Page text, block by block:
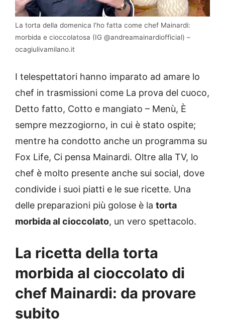
La torta della domenica l’ho fatta come chef Mainardi:
morbida e cioccolatosa (IG @andreamainardiofficial) –
ocagiulivamilano.it
I telespettatori hanno imparato ad amare lo
chef in trasmissioni come La prova del cuoco,
Detto fatto, Cotto e mangiato – Menù, È
sempre mezzogiorno, in cui è stato ospite;
mentre ha condotto anche un programma su
Fox Life, Ci pensa Mainardi. Oltre alla TV, lo
chef è molto presente anche sui social, dove
condivide i suoi piatti e le sue ricette. Una
delle preparazioni più golose è la torta
morbida al cioccolato, un vero spettacolo.
La ricetta della torta
morbida al cioccolato di
chef Mainardi: da provare
subito